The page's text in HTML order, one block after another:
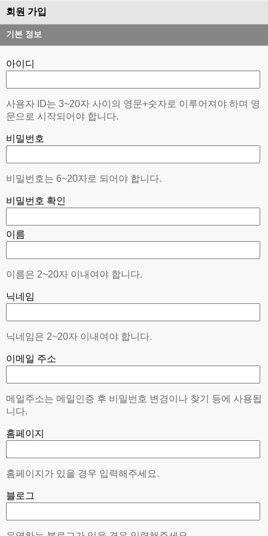
회원 가입
기본 정보
아이디
사용자 ID는 3~20자 사이의 영문+숫자로 이루어져야 하며 영
문으로 시작되어야 합니다.
비밀번호
비밀번호는 6~20자로 되어야 합니다.
비밀번호 확인
이름
이름은 2~20자 이내여야 합니다.
닉네임
닉네임은 2~20자 이내여야 합니다.
이메일 주소
메일주소는 메일인증 후 비밀번호 변경이나 찾기 등에 사용됩
니다.
홈페이지
홈페이지가 있을 경우 입력해주세요.
블로그